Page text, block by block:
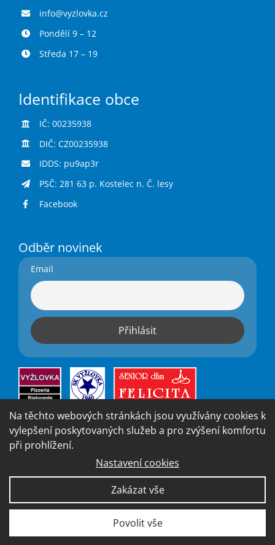
info@vyzlovka.cz
Pondělí 9 – 12
Středa 17 – 19
Identifikace obce
IČ: 00235938
DIČ: CZ00235938
IDDS: pu9ap3r
PSČ: 281 63 p. Kostelec n. Č. lesy
Facebook
Odběr novinek
Email
Prohlášení o přístupnosti
Na těchto webových stránkách jsou využívány cookies k
vylepšení poskytovaných služeb a pro zvýšení komfortu
při prohlížení.
Nastavení cookies
Zakázat vše
Povolit vše